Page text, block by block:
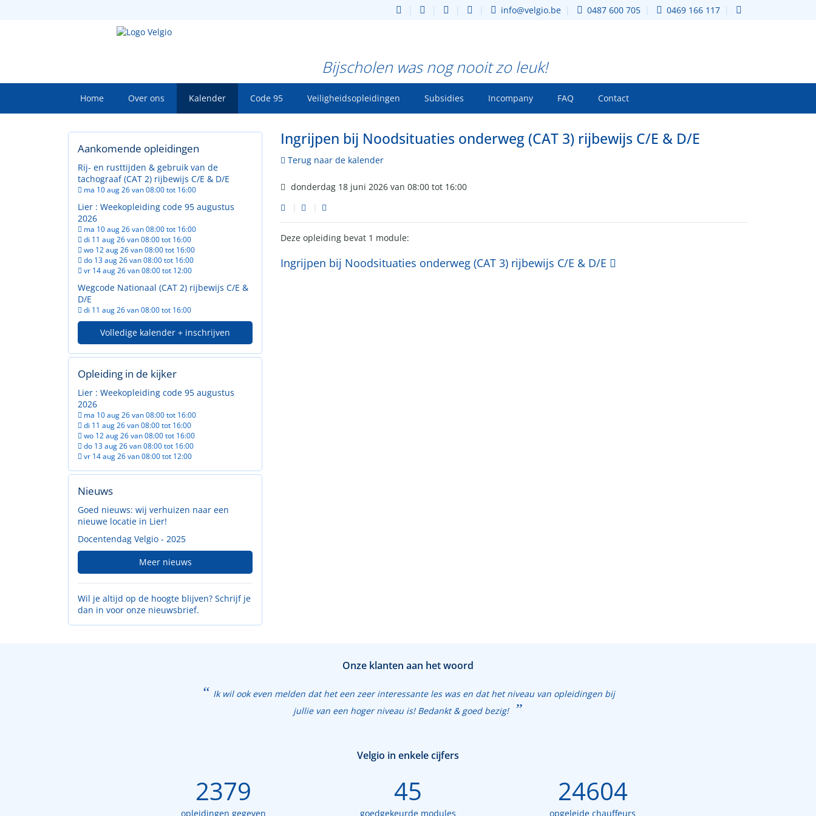
info@velgio.be 0487 600 705 0469 166 117
Bijscholen was nog nooit zo leuk!
Home Over ons Kalender Code 95 Veiligheidsopleidingen Subsidies Incompany FAQ Contact
Aankomende opleidingen
Rij- en rusttijden & gebruik van de
tachograaf (CAT 2) rijbewijs C/E & D/E
ma 10 aug 26 van 08:00 tot 16:00
Lier : Weekopleiding code 95 augustus
2026
ma 10 aug 26 van 08:00 tot 16:00
di 11 aug 26 van 08:00 tot 16:00
wo 12 aug 26 van 08:00 tot 16:00
do 13 aug 26 van 08:00 tot 16:00
vr 14 aug 26 van 08:00 tot 12:00
Wegcode Nationaal (CAT 2) rijbewijs C/E &
D/E
di 11 aug 26 van 08:00 tot 16:00
Volledige kalender + inschrijven
Opleiding in de kijker
Lier : Weekopleiding code 95 augustus
2026
ma 10 aug 26 van 08:00 tot 16:00
di 11 aug 26 van 08:00 tot 16:00
wo 12 aug 26 van 08:00 tot 16:00
do 13 aug 26 van 08:00 tot 16:00
vr 14 aug 26 van 08:00 tot 12:00
Nieuws
Goed nieuws: wij verhuizen naar een
nieuwe locatie in Lier!
Docentendag Velgio - 2025
Meer nieuws
Wil je altijd op de hoogte blijven? Schrijf je
dan in voor onze nieuwsbrief.
Ingrijpen bij Noodsituaties onderweg (CAT 3) rijbewijs C/E & D/E
Terug naar de kalender
donderdag 18 juni 2026 van 08:00 tot 16:00
Deze opleiding bevat 1 module:
Ingrijpen bij Noodsituaties onderweg (CAT 3) rijbewijs C/E & D/E
Onze klanten aan het woord
Ik wil ook even melden dat het een zeer interessante les was en dat het niveau van opleidingen bij
jullie van een hoger niveau is! Bedankt & goed bezig!
Velgio in enkele cijfers
2379
opleidingen gegeven
45
goedgekeurde modules
24604
opgeleide chauffeurs